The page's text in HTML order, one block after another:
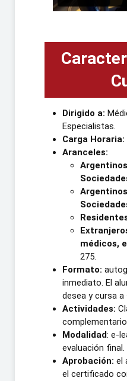
Dirigido a:
Especialistas.
Carga Horaria:
Aranceles:
médicos,
275.
Formato:
inmediato. El
desea y cursa
Actividades:
Modalidad: e-
evaluación final.
Aprobación: el
el certificado